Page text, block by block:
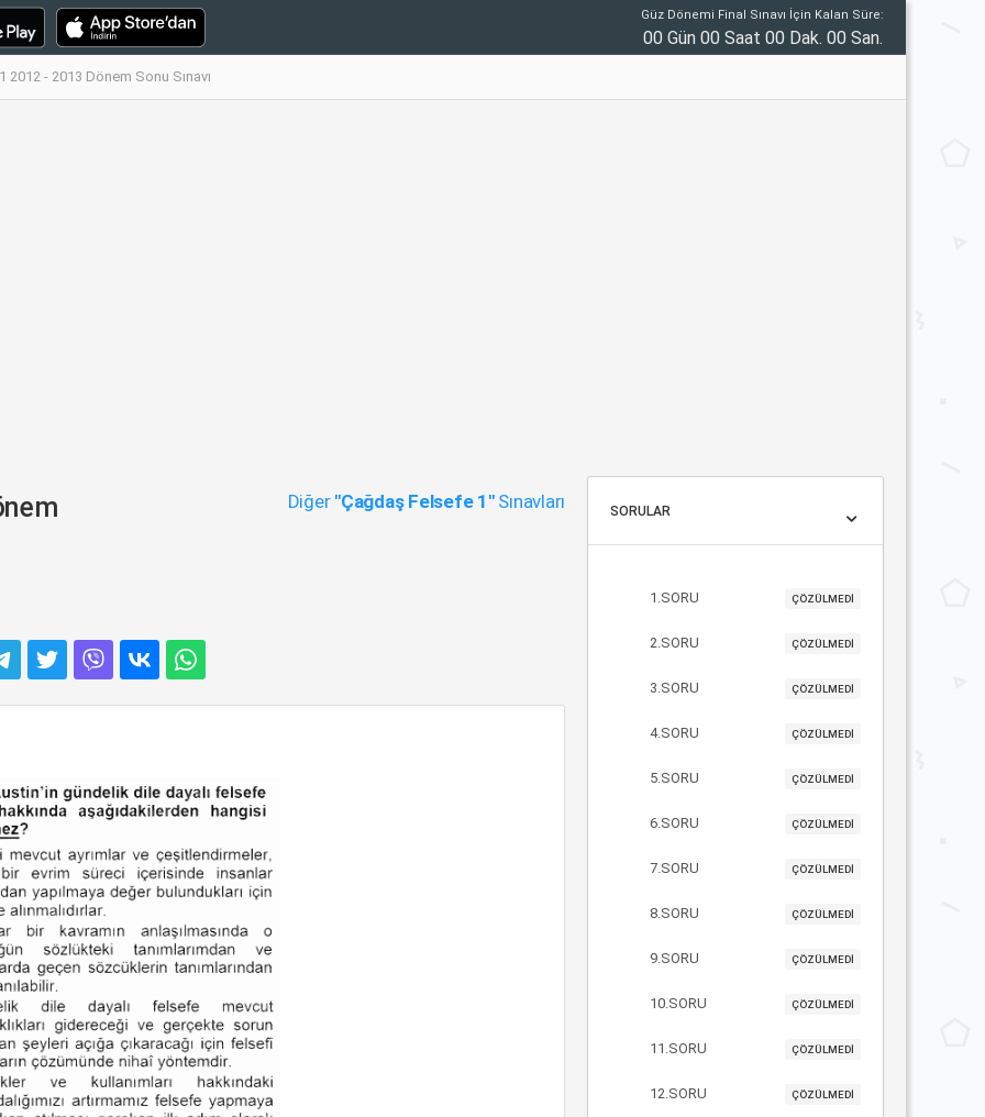
Güz Dönemi Final Sınavı İçin Kalan Süre:
00 Gün 00 Saat 00 Dak. 00 San.
- 2013 Dönem Sonu Sınavı
Diğer "Çağdaş Felsefe 1"Sınavları SORULAR
1.SORU ÇÖZÜLMEDİ
2.SORU ÇÖZÜLMEDİ
3.SORU ÇÖZÜLMEDİ
4.SORU ÇÖZÜLMEDİ
5.SORU ÇÖZÜLMEDİ
6.SORU ÇÖZÜLMEDİ
7.SORU ÇÖZÜLMEDİ
8.SORU ÇÖZÜLMEDİ
9.SORU ÇÖZÜLMEDİ
10.SORU ÇÖZÜLMEDİ
11.SORU ÇÖZÜLMEDİ
12.SORU ÇÖZÜLMEDİ